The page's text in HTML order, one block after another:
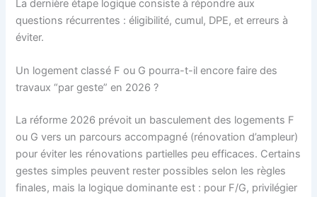
La dernière étape logique consiste à répondre aux
questions récurrentes : éligibilité, cumul, DPE, et erreurs à
éviter.
Un logement classé F ou G pourra-t-il encore faire des
travaux “par geste” en 2026 ?
La réforme 2026 prévoit un basculement des logements F
ou G vers un parcours accompagné (rénovation d’ampleur)
pour éviter les rénovations partielles peu efficaces. Certains
gestes simples peuvent rester possibles selon les règles
finales, mais la logique dominante est : pour F/G, privilégier